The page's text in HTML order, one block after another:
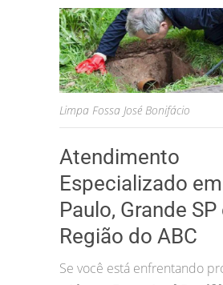
Limpa Fossa José Bonifácio
Atendimento
Especializado
Paulo, Grande SP
Região do ABC
Se você está enfrentando